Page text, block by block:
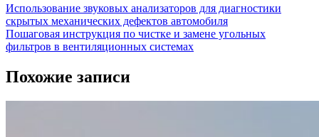
Использование звуковых анализаторов для диагностики
скрытых механических дефектов автомобиля
Пошаговая инструкция по чистке и замене угольных
фильтров в вентиляционных системах
Похожие записи